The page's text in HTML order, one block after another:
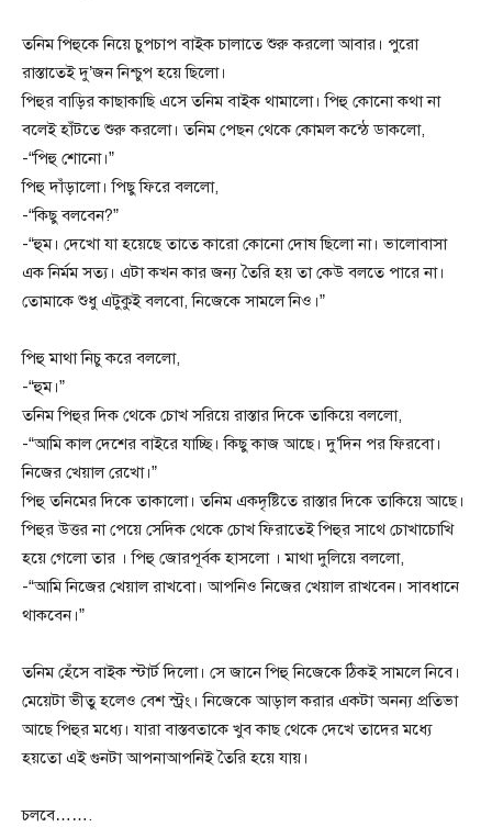
তনিম পিহুকে নিয়ে চুপচাপ বাইক চালাতে শুরু করলো আবার। পুরো
রাস্তাতেই দু’জন নিশ্চুপ হয়ে ছিলো।
পিহুর বাড়ির কাছাকাছি এসে তনিম বাইক থামালো। পিহু কোনো কথা না
বলেই হাঁটতে শুরু করলো। তনিম পেছন থেকে কোমল কন্ঠে ডাকলো,
-“পিহু শোনো।”
পিহু দাঁড়ালো। পিছু ফিরে বললো,
-“কিছু বলবেন?”
-“হুম। দেখো যা হয়েছে তাতে কারো কোনো দোষ ছিলো না। ভালোবাসা
এক নির্মম সত্য। এটা কখন কার জন্য তৈরি হয় তা কেউ বলতে পারে না।
তোমাকে শুধু এটুকুই বলবো, নিজেকে সামলে নিও।”
পিহু মাথা নিচু করে বললো,
-“হুম।”
তনিম পিহুর দিক থেকে চোখ সরিয়ে রাস্তার দিকে তাকিয়ে বললো,
-“আমি কাল দেশের বাইরে যাচ্ছি। কিছু কাজ আছে। দু’দিন পর ফিরবো।
নিজের খেয়াল রেখো।”
পিহু তনিমের দিকে তাকালো। তনিম একদৃষ্টিতে রাস্তার দিকে তাকিয়ে আছে।
পিহুর উত্তর না পেয়ে সেদিক থেকে চোখ ফিরাতেই পিহুর সাথে চোখাচোখি
হয়ে গেলো তার । পিহু জোরপূর্বক হাসলো । মাথা দুলিয়ে বললো,
-“আমি নিজের খেয়াল রাখবো। আপনিও নিজের খেয়াল রাখবেন। সাবধানে
থাকবেন।”
তনিম হেঁসে বাইক স্টার্ট দিলো। সে জানে পিহু নিজেকে ঠিকই সামলে নিবে।
মেয়েটা ভীতু হলেও বেশ স্ট্রং। নিজেকে আড়াল করার একটা অনন্য প্রতিভা
আছে পিহুর মধ্যে। যারা বাস্তবতাকে খুব কাছ থেকে দেখে তাদের মধ্যে
হয়তো‌ এই গুনটা আপনাআপনিই তৈরি হয়ে যায়।
চলবে…….